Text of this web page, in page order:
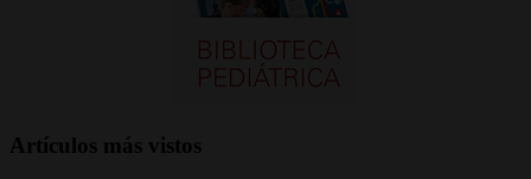
Artículos más vistos